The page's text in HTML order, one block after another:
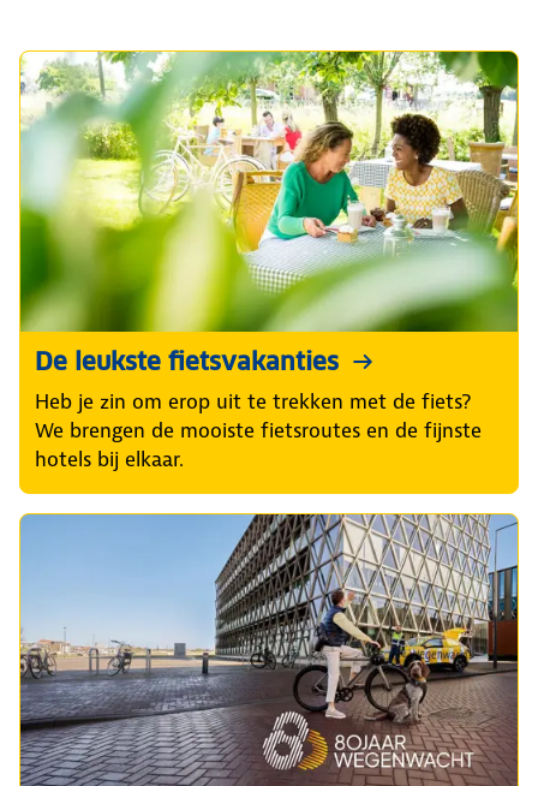
De leukste fietsvakanties
Heb je zin om erop uit te trekken met de fiets?
We brengen de mooiste fietsroutes en de fijnste
hotels bij elkaar.